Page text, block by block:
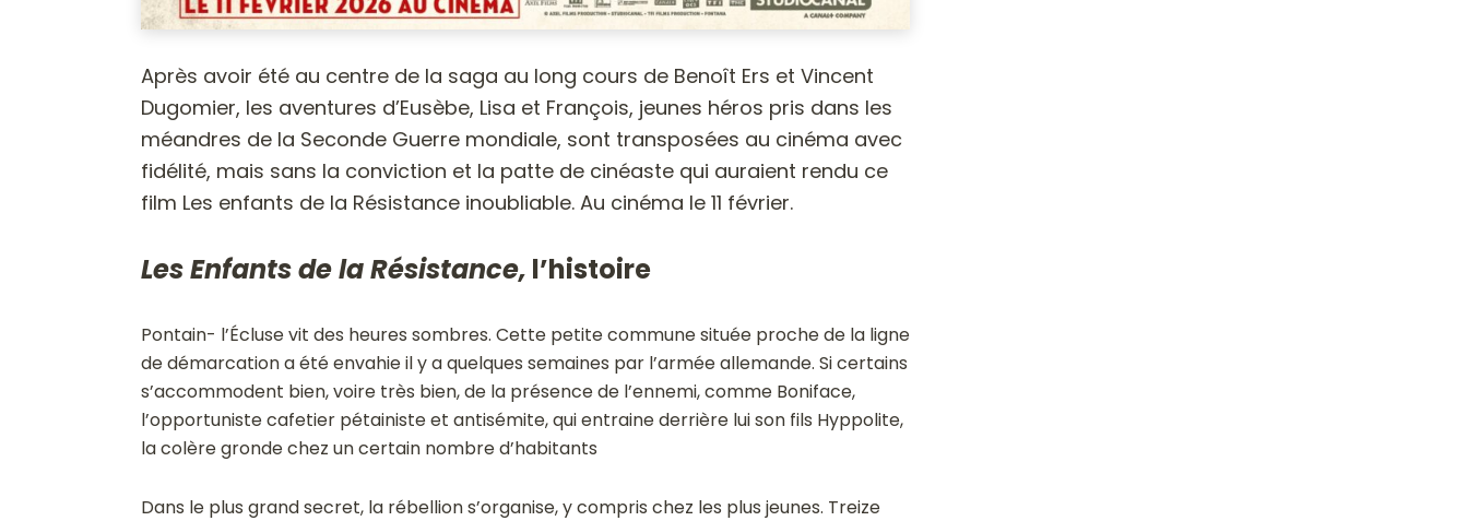
Après avoir été au centre de la saga au long cours de Benoît Ers et Vincent
Dugomier, les aventures d’Eusèbe, Lisa et François, jeunes héros pris dans les
méandres de la Seconde Guerre mondiale, sont transposées au cinéma avec
fidélité, mais sans la conviction et la patte de cinéaste qui auraient rendu ce
film Les enfants de la Résistance inoubliable. Au cinéma le 11 février.
Les Enfants de la Résistance, l’histoire
Pontain- l’Écluse vit des heures sombres. Cette petite commune située proche de la ligne
de démarcation a été envahie il y a quelques semaines par l’armée allemande. Si certains
s’accommodent bien, voire très bien, de la présence de l’ennemi, comme Boniface,
l’opportuniste cafetier pétainiste et antisémite, qui entraine derrière lui son fils Hyppolite,
la colère gronde chez un certain nombre d’habitants
Dans le plus grand secret, la rébellion s’organise, y compris chez les plus jeunes. Treize